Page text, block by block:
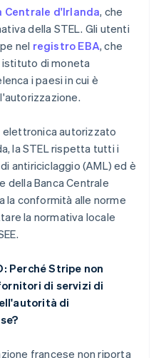
Centrale d'Irlanda, che
della STEL. Gli utenti
nel registro EBA, che
di moneta
i paesi in cui è
autorizzato
la STEL rispetta tutti i
antiriciclaggio (AML) ed è
della Banca Centrale
la conformità alle norme
la normativa locale
Perché Stripe non
di servizi di
di
francese non riporta